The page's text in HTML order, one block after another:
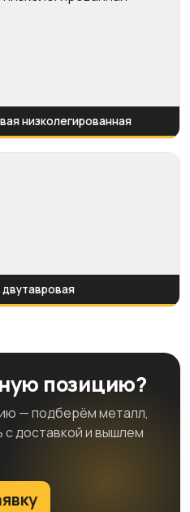
низколегированная
позицию?
— подберём металл,
доставкой и вышлем